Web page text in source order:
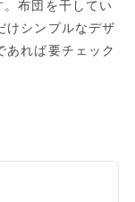
団を干してい
けシンプルなデザ
あれば要チェック